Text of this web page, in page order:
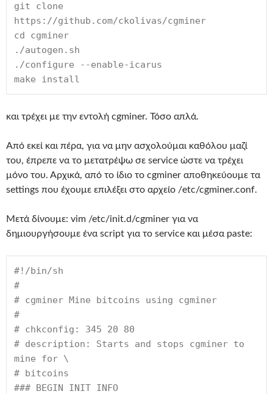
git clone
https://github.com/ckolivas/cgminer
cd cgminer
./autogen.sh
./configure --enable-icarus
make install
και τρέχει με την εντολή cgminer. Τόσο απλά.
Από εκεί και πέρα, για να μην ασχολούμαι καθόλου μαζί
του, έπρεπε να το μετατρέψω σε service ώστε να τρέχει
μόνο του. Αρχικά, από το ίδιο το cgminer αποθηκεύουμε τα
settings που έχουμε επιλέξει στο αρχείο /etc/cgminer.conf.
Μετά δίνουμε: vim /etc/init.d/cgminer για να
δημιουργήσουμε ένα script για το service και μέσα paste:
#!/bin/sh
#
# cgminer Mine bitcoins using cgminer
#
# chkconfig: 345 20 80
# description: Starts and stops cgminer to
mine for \
# bitcoins
### BEGIN INIT INFO